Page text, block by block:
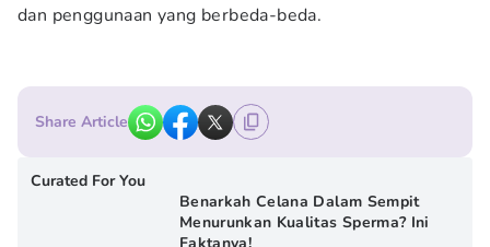
dan penggunaan yang berbeda-beda.
Share Article
Curated For You
Benarkah Celana Dalam Sempit
Menurunkan Kualitas Sperma? Ini